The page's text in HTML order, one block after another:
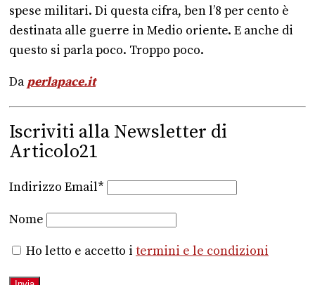
spese militari. Di questa cifra, ben l’8 per cento è
destinata alle guerre in Medio oriente. E anche di
questo si parla poco. Troppo poco.
Daperlapace.it
Iscriviti alla Newsletter di
Articolo21
Indirizzo Email*
Nome
Ho letto e accetto i termini e le condizioni